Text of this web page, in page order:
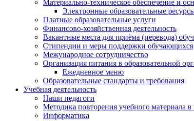
Материально-техническое обеспечение и
Электронные образовательные
Платные образовательные услуги
Финансово-хозяйственная деятельность
Вакантные места для приёма (перевода)
Стипендии и меры поддержки обучающихся
Межународное сотрудничество
Организация питания в образовательной
Ежедневное меню
Образовательные стандарты и требования
Учебная деятельность
Наши педагоги
Методика повторения учебного материала
Информатика